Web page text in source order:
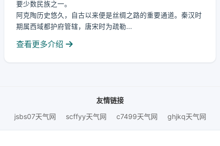
要少数民族之一。
阿克陶历史悠久，自古以来便是丝绸之路的重要通道。秦汉时
期属西域都护府管辖，唐宋时为疏勒...
查看更多介绍
友情链接
jsbs07天气网
scffyy天气网 c7499天气网 ghjkq天气网